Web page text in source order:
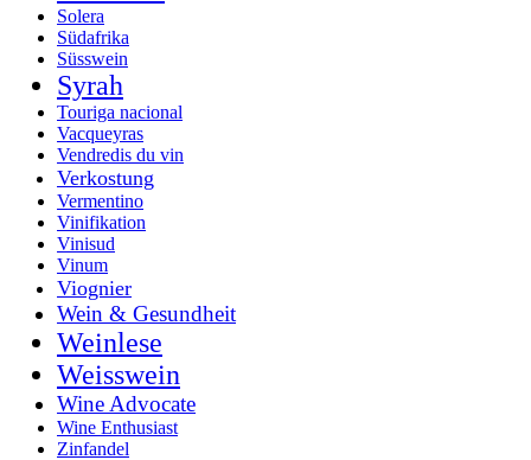
Solera
Südafrika
Süsswein
Syrah
Touriga nacional
Vacqueyras
Vendredis du vin
Verkostung
Vermentino
Vinifikation
Vinisud
Vinum
Viognier
Wein & Gesundheit
Weinlese
Weisswein
Wine Advocate
Wine Enthusiast
Zinfandel